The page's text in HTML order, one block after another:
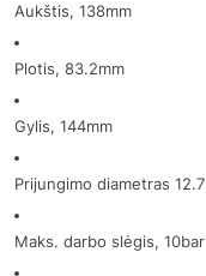
Aukštis, 138mm
Plotis, 83.2mm
Gylis, 144mm
Prijungimo diametras 12.7
Maks. darbo slėgis, 10bar